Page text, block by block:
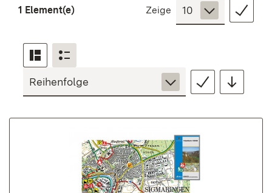
1 Element(e) Zeige